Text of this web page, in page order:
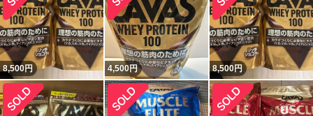
8,500円 4,500円 8,500円